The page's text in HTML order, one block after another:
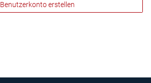
Benutzerkonto erstellen